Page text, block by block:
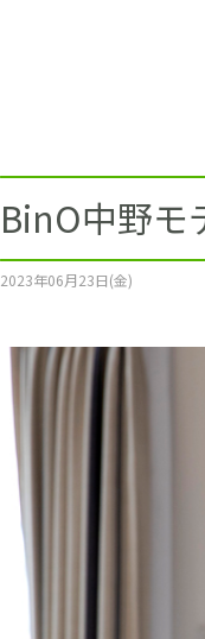
土地を
ショー
BinO中野
2023年06月23日(金)